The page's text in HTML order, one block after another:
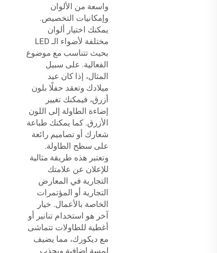
واسعة من الألوان
وإمكانيات التخصيص.
يمكنك اختيار ألوان
مختلفة لأضواء الـ LED
بحيث تتناسب مع موضوع
الفعالية. على سبيل
المثال، إذا كان عيد
ميلادك وتعقد حفلًا بلون
أزرق، فيمكنك تغيير
إضاءة الطاولة إلى اللون
الأزرق. كما يمكنك طباعة
شعارك أو تصاميم رائعة
على سطح الطاولة.
وتعتبر هذه طريقة مثالية
للإعلان عن علامتك
التجارية في المعارض
التجارية أو المؤتمرات
الخاصة بالأعمال. خيار
آخر هو استخدام تنانير أو
أغطية للطاولات تتماشى
مع ديكورك، مما يضيف
لمسة إضافية ويجذب